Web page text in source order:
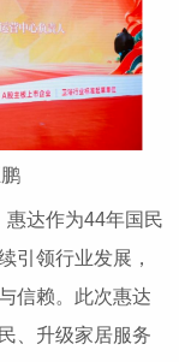
达作为44年国民
引领行业发展，
信赖。此次惠达
、升级家居服务